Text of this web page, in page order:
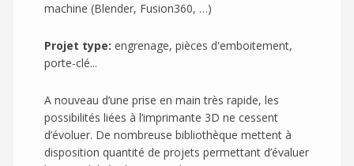
machine (Blender, Fusion360, …)
Projet type: engrenage, pièces d'emboitement,
porte-clé...
A nouveau d’une prise en main très rapide, les
possibilités liées à l’imprimante 3D ne cessent
d’évoluer. De nombreuse bibliothèque mettent à
disposition quantité de projets permettant d’évaluer